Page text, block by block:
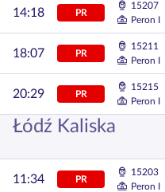
14:18 PR
15207
Peron I
18:07 PR
15211
Peron I
20:29 PR
15215
Peron I
Łódź Kaliska
11:34 PR
15203
Peron I